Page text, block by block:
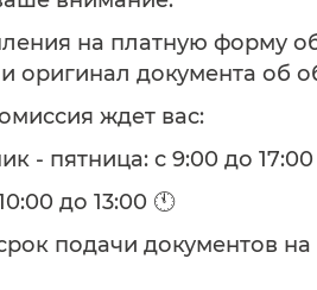
на платную форму
оригинал документа об
ждет вас:
- пятница: с 9:00 до 17:00
до 13:00 🕚
подачи документов